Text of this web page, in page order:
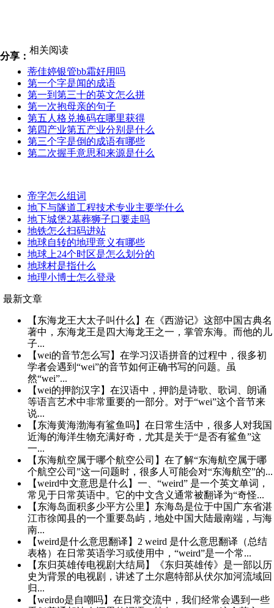
分享：
相关阅读
蒂佳婷银管bb霜好用吗
第一个字是闻的成语
第一到第三十的英文怎么拼
第一次抱母亲的句子
第五人格兑换码在哪里获得
第四产业第五产业分别是什么
第三个字是倒的成语有哪些
第二次握手意思和来源是什么
帝字怎么组词
地下与隧道工程技术专业主要学什么
地下城堡2墓葬狮子口要走吗
地铁怎么扫码进站
地球自转的地理意义有哪些
地球上24个时区是怎么划分的
地球村是指什么
地理小博士怎么登录
最新文章
【东海龙王大太子叫什么】在《西游记》这部中国古典名
著中，东海龙王是四大海龙王之一，掌管东海。而他的儿
子...
【wei的音节怎么写】在学习汉语拼音的过程中，很多初
学者会遇到“wei”的音节如何正确书写的问题。虽
然“wei”...
【wei的押韵汉字】在汉语中，押韵是诗歌、歌词、朗诵
等语言艺术中非常重要的一部分。对于“wei”这个音节来
说...
【东海黄海渤海有鲨鱼吗】在日常生活中，很多人对我国
近海的海洋生物充满好奇，尤其是关于“是否有鲨鱼”这
一...
【东海航空属于哪个航空公司】在了解“东海航空属于哪
个航空公司”这一问题时，很多人可能会对“东海航空”的...
【weird中文意思是什么】一、“weird” 是一个英文单词，
常见于日常英语中。它的中文含义通常被翻译为“奇怪...
【东海岛面积多少平方公里】东海岛是位于中国广东省湛
江市徐闻县的一个重要岛屿，地处中国大陆最南端，与海
南...
【weird是什么意思翻译】2 weird 是什么意思翻译（总结
表格）在日常英语学习或使用中，“weird”是一个常...
【东归英雄传电视剧大结局】《东归英雄传》是一部以历
史为背景的电视剧，讲述了土尔扈特部从伏尔加河流域回
归...
【weirdo是自嘲吗】在日常交流中，我们经常会遇到一些